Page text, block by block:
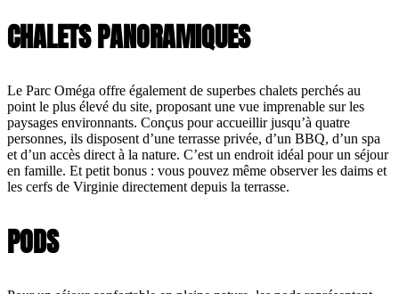
CHALETS PANORAMIQUES
Le Parc Oméga offre également de superbes chalets perchés au
point le plus élevé du site, proposant une vue imprenable sur les
paysages environnants. Conçus pour accueillir jusqu’à quatre
personnes, ils disposent d’une terrasse privée, d’un BBQ, d’un spa
et d’un accès direct à la nature. C’est un endroit idéal pour un séjour
en famille. Et petit bonus : vous pouvez même observer les daims et
les cerfs de Virginie directement depuis la terrasse.
PODS